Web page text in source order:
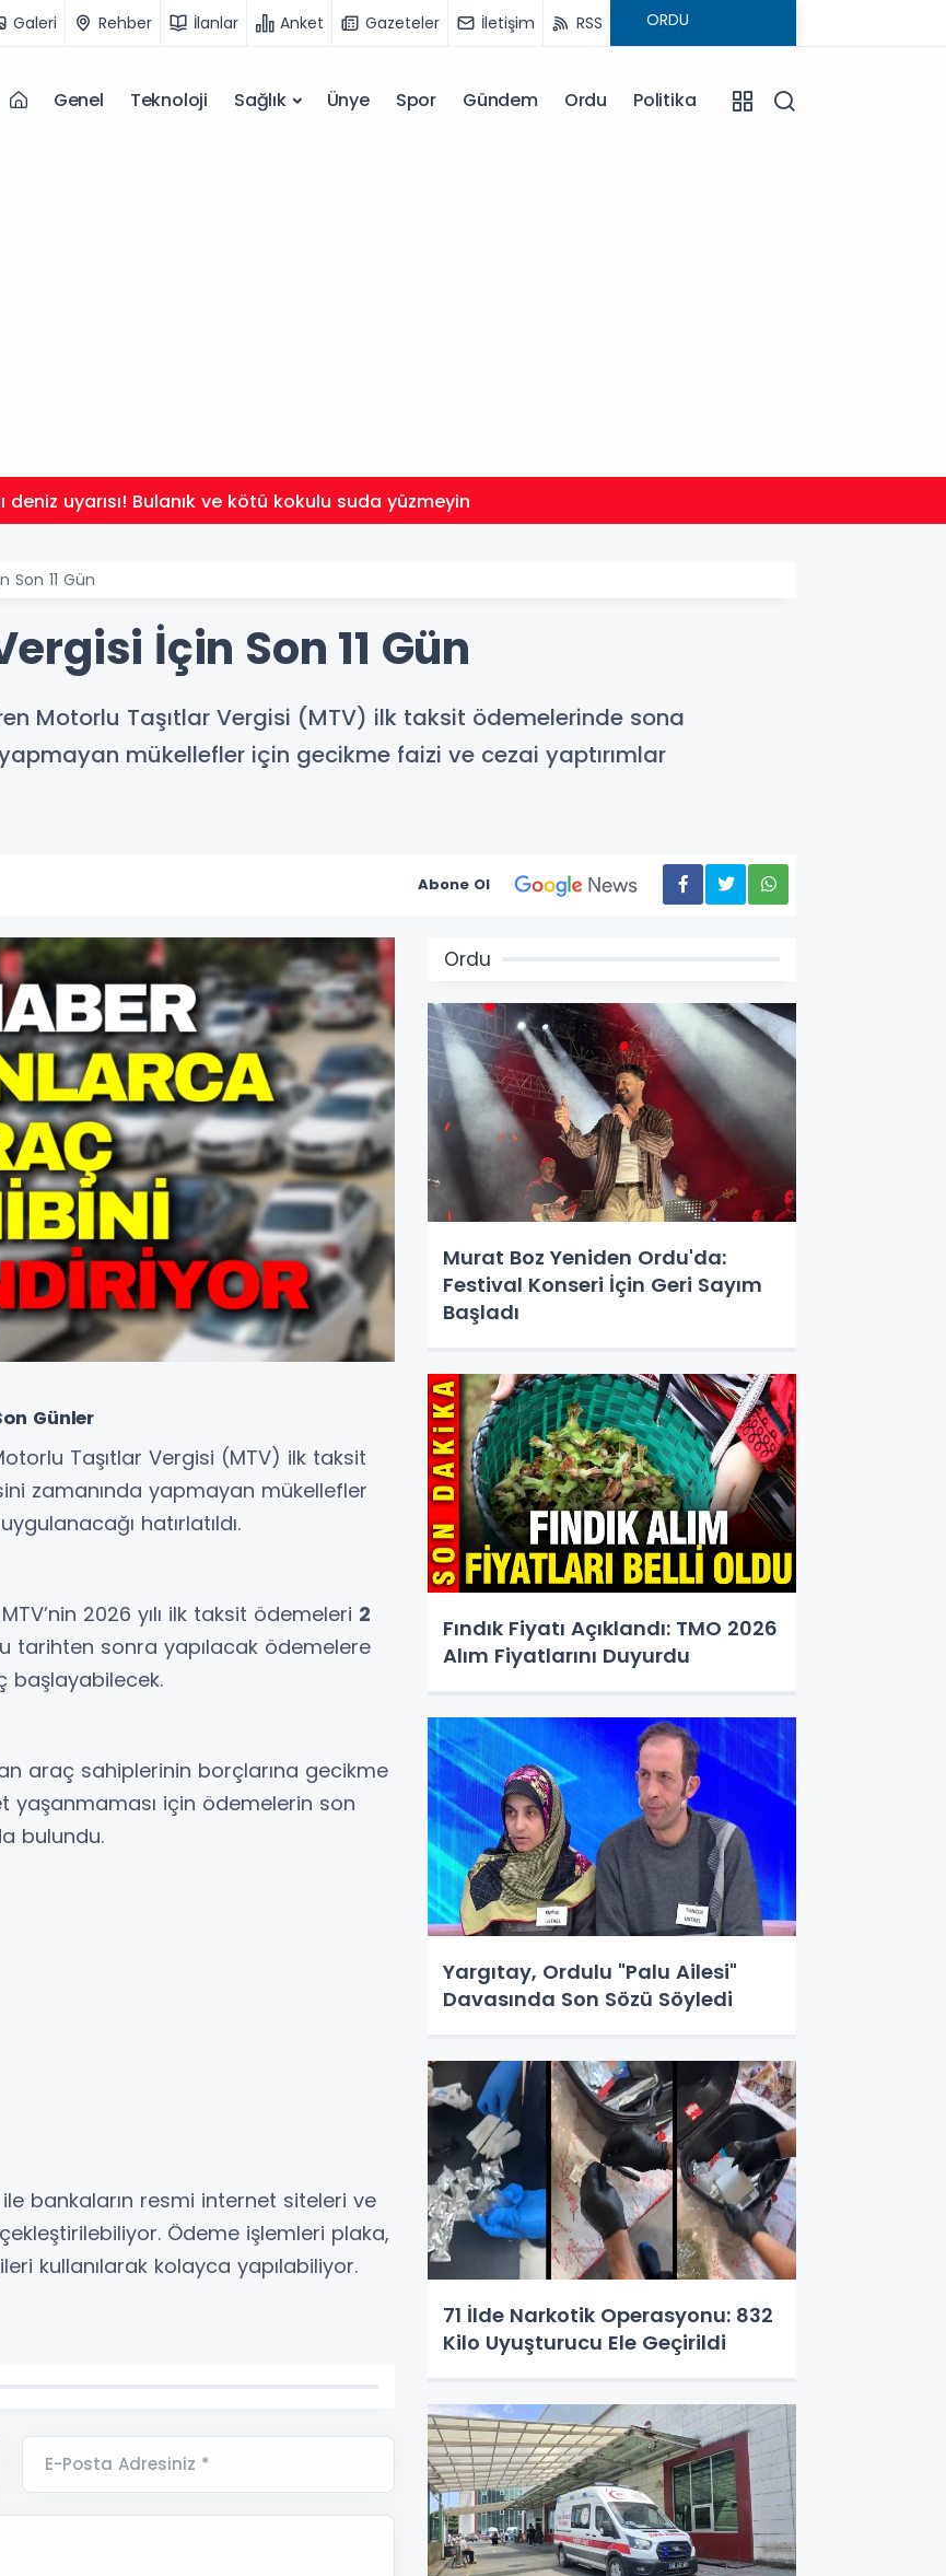
Galeri Rehber İlanlar Anket Gazeteler İletişim RSS
Genel Teknoloji Sağlık Ünye Spor Gündem Ordu Politika
deniz uyarısı! Bulanık ve kötü kokulu suda yüzmeyin
Son 11 Gün
İçin Son 11 Gün
Motorlu Taşıtlar Vergisi (MTV) ilk taksit ödemelerinde sona
mükellefler için gecikme faizi ve cezai yaptırımlar
Abone Ol
Günler
Taşıtlar Vergisi (MTV) ilk taksit
zamanında yapmayan mükellefler
hatırlatıldı.
2026 yılı ilk taksit ödemeleri 2
tarihten sonra yapılacak ödemelere
başlayabilecek.
araç sahiplerinin borçlarına gecikme
yaşanmaması için ödemelerin son
bulundu.
ile bankaların resmi internet siteleri ve
Ödeme işlemleri plaka,
kullanılarak kolayca yapılabiliyor.
E-Posta Adresiniz *
Ordu
Murat Boz Yeniden Ordu'da:
Festival Konseri İçin Geri Sayım
Başladı
Fındık Fiyatı Açıklandı: TMO 2026
Alım Fiyatlarını Duyurdu
Yargıtay, Ordulu "Palu Ailesi"
Davasında Son Sözü Söyledi
71 İlde Narkotik Operasyonu: 832
Kilo Uyuşturucu Ele Geçirildi